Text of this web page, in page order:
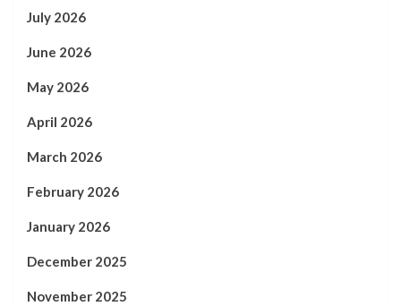
July 2026
June 2026
May 2026
April 2026
March 2026
February 2026
January 2026
December 2025
November 2025